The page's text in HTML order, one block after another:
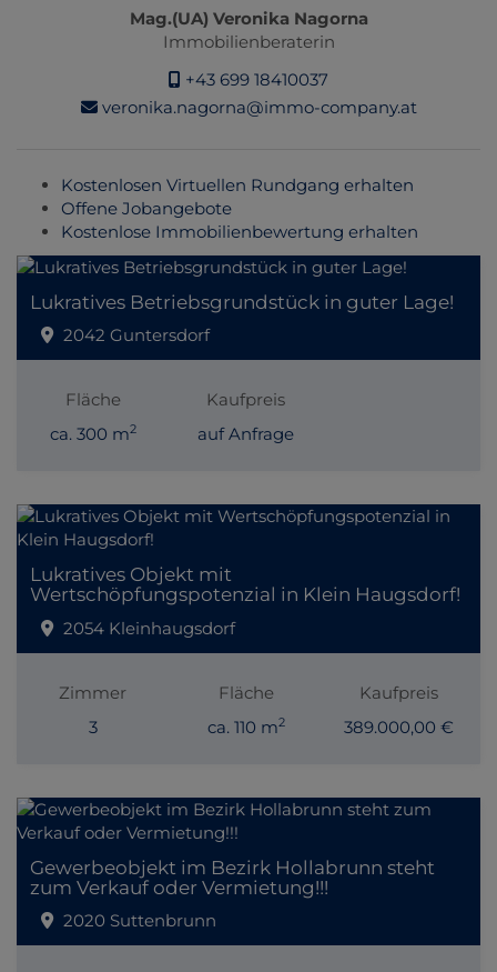
Mag.(UA) Veronika Nagorna
Immobilienberaterin
+43 699 18410037
veronika.nagorna@immo-company.at
Kostenlosen Virtuellen Rundgang erhalten
Offene Jobangebote
Kostenlose Immobilienbewertung erhalten
Lukratives Betriebsgrundstück in guter Lage!
2042 Guntersdorf
Fläche
ca. 300 m2
Kaufpreis
auf Anfrage
Lukratives Objekt mit
Wertschöpfungspotenzial in Klein Haugsdorf!
2054 Kleinhaugsdorf
Zimmer
3
Fläche
ca. 110 m2
Kaufpreis
389.000,00 €
Gewerbeobjekt im Bezirk Hollabrunn steht
zum Verkauf oder Vermietung!!!
2020 Suttenbrunn